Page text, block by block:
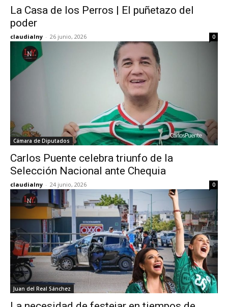
La Casa de los Perros | El puñetazo del
poder
claudialny - 26 junio, 2026 0
Cámara de Diputados
Carlos Puente celebra triunfo de la
Selección Nacional ante Chequia
claudialny - 24 junio, 2026 0
Juan del Real Sánchez